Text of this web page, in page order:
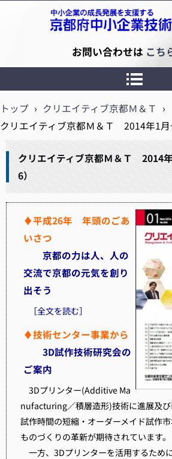
京都府中小企業技術センター
お問い合わせは こち
トップ › クリエイティブ京都Ｍ＆Ｔ ›
クリエイティブ京都Ｍ＆Ｔ 2014年1月
クリエイティブ京都Ｍ＆Ｔ 2014
6）
♦平成26年 年頭のごあ
いさつ
京都の力は人、人の
交流で京都の元気を創り
出そう
［全文を読む］
♦技術センター事業から
3D試作技術研究会の
ご案内
3Dプリンター(Additive Ma
nufacturing／積層造形)技術に進展及び
試作時間の短縮・オーダーメイド試作
ものづくりの革新が期待されています。
一方、3Dプリンターを活用するため